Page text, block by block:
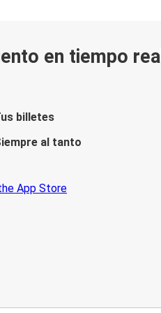
en tiempo real
billetes
al tanto